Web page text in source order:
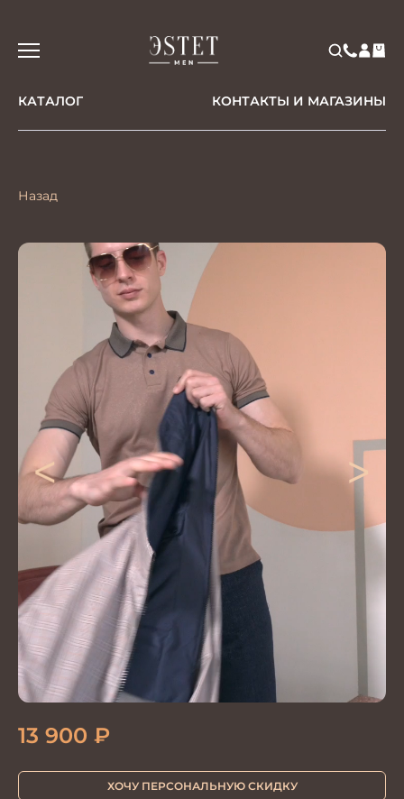
КАТАЛОГ КОНТАКТЫ И МАГАЗИНЫ
Назад
< >
13 900 ₽
ХОЧУ ПЕРСОНАЛЬНУЮ СКИДКУ